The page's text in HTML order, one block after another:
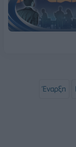
Έναρξη